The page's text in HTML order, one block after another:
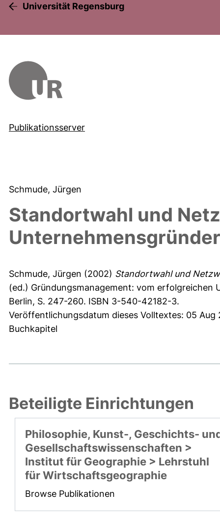
Universität Regensburg
Publikationsserver
Schmude, Jürgen
Standortwahl und
Schmude, Jürgen (2002) Standortwahl und
(ed.) Gründungsmanagement: vom erfolgreichen
Berlin, S. 247-260. ISBN 3-540-42182-3.
Veröffentlichungsdatum dieses Volltextes: 05 Aug
Buchkapitel
Beteiligte Einrichtungen
Philosophie, Kunst-, Geschichts-
Gesellschaftswissenschaften >
Institut für Geographie > Lehrstuhl
für Wirtschaftsgeographie
Browse Publikationen